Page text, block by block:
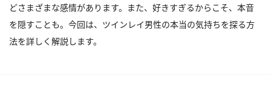
どさまざまな感情があります。また、好きすぎるからこそ、本音
を隠すことも。今回は、ツインレイ男性の本当の気持ちを探る方
法を詳しく解説します。